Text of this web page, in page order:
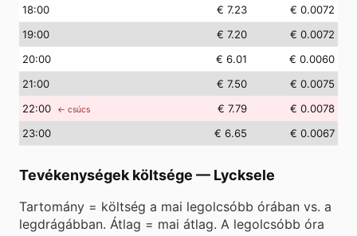
18:00 € 7.23
€ 0.0072
19:00 € 7.20
€ 0.0072
20:00 € 6.01
€ 0.0060
21:00 € 7.50
€ 0.0075
22:00 ← csúcs € 7.79
€ 0.0078
23:00 € 6.65 € 0.0067
Tevékenységek költsége — Lycksele
Tartomány = költség a mai legolcsóbb órában vs. a
legdrágábban. Átlag = mai átlag. A legolcsóbb óra